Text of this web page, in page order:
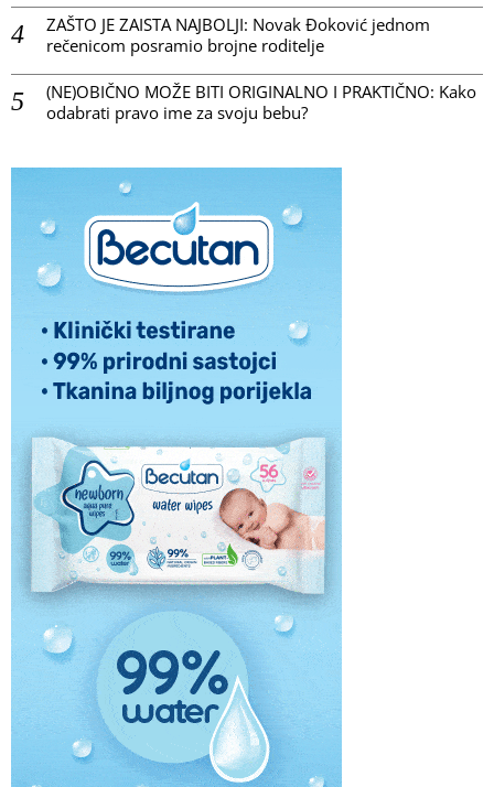
ZAŠTO JE ZAISTA NAJBOLJI: Novak Đoković jednom
rečenicom posramio brojne roditelje
(NE)OBIČNO MOŽE BITI ORIGINALNO I PRAKTIČNO: Kako
odabrati pravo ime za svoju bebu?